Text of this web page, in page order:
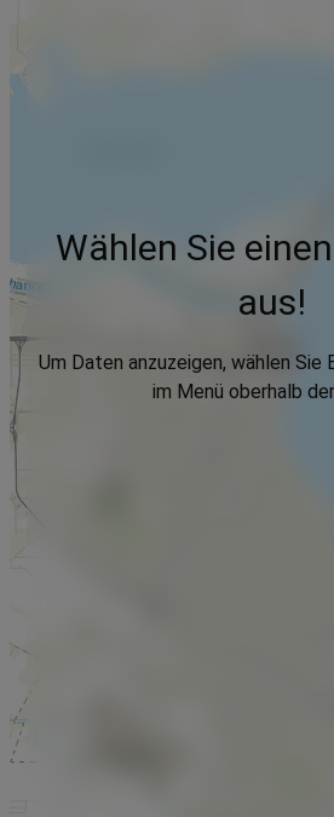
Wählen Sie
aus!
Um Daten anzuzeigen, wählen
im Menü oberhalb